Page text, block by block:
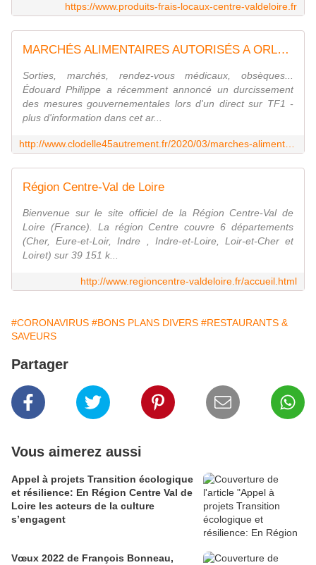
https://www.produits-frais-locaux-centre-valdeloire.fr
MARCHÉS ALIMENTAIRES AUTORISÉS A ORLÉANS ET DANS LE LOIRET: liste, horaires et arrêté préfectoral du 24 mars 2020 - VIVRE AUTREMENT VOS LOISIRS avec Clodelle
Sorties, marchés, rendez-vous médicaux, obsèques...
Édouard Philippe a récemment annoncé un durcissement
des mesures gouvernementales lors d'un direct sur TF1 -
plus d'information dans cet ar...
Région Centre-Val de Loire
Bienvenue sur le site officiel de la Région Centre-Val de
Loire (France). La région Centre couvre 6 départements
(Cher, Eure-et-Loir, Indre , Indre-et-Loire, Loir-et-Cher et
Loiret) sur 39 151 k...
http://www.regioncentre-valdeloire.fr/accueil.html
#CORONAVIRUS #BONS PLANS DIVERS #RESTAURANTS &
SAVEURS
Partager
Vous aimerez aussi
Appel à projets Transition écologique
et résilience: En Région Centre Val de
Loire les acteurs de la culture
s’engagent
Vœux 2022 de François Bonneau,